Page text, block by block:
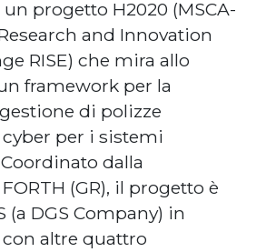
un progetto H2020 (MSCA-
Research and Innovation
RISE) che mira allo
framework per la
di polizze
per i sistemi
dalla
(GR), il progetto è
(a DGS Company) in
altre quattro